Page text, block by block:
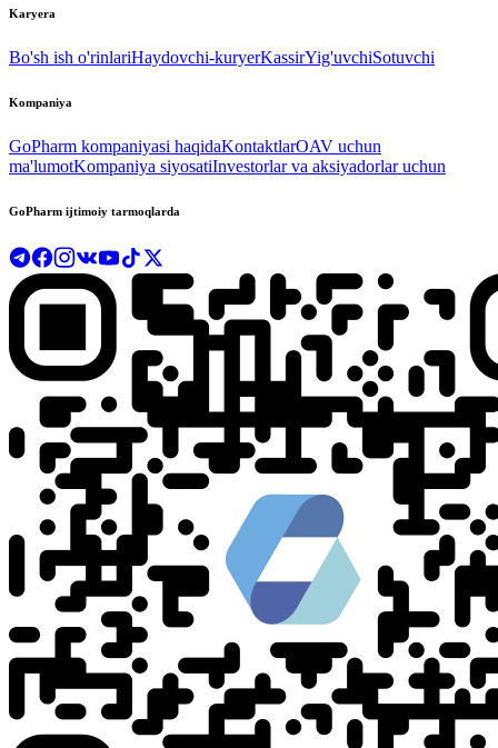
Karyera
Bo'sh ish o'rinlariHaydovchi-kuryerKassirYig'uvchiSotuvchi
Kompaniya
GoPharm kompaniyasi haqidaKontaktlarOAV uchun
ma'lumotKompaniya siyosatiInvestorlar va aksiyadorlar uchun
GoPharm ijtimoiy tarmoqlarda